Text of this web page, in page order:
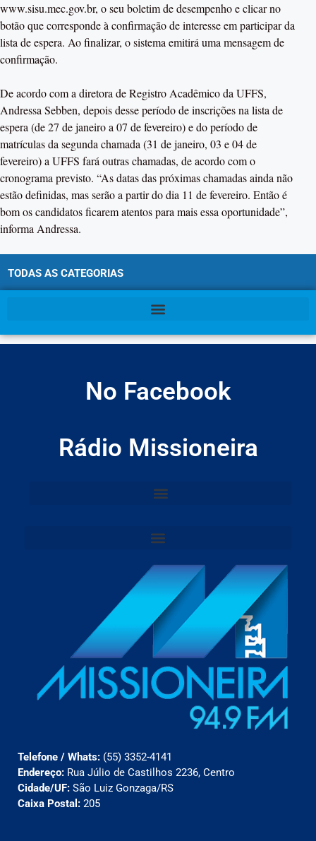
www.sisu.mec.gov.br, o seu boletim de desempenho e clicar no
botão que corresponde à confirmação de interesse em participar da
lista de espera. Ao finalizar, o sistema emitirá uma mensagem de
confirmação.
De acordo com a diretora de Registro Acadêmico da UFFS,
Andressa Sebben, depois desse período de inscrições na lista de
espera (de 27 de janeiro a 07 de fevereiro) e do período de
matrículas da segunda chamada (31 de janeiro, 03 e 04 de
fevereiro) a UFFS fará outras chamadas, de acordo com o
cronograma previsto. “As datas das próximas chamadas ainda não
estão definidas, mas serão a partir do dia 11 de fevereiro. Então é
bom os candidatos ficarem atentos para mais essa oportunidade”,
informa Andressa.
TODAS AS CATEGORIAS
No Facebook
Rádio Missioneira
Telefone / Whats: (55) 3352-4141
Endereço: Rua Júlio de Castilhos 2236, Centro
Cidade/UF: São Luiz Gonzaga/RS
Caixa Postal: 205